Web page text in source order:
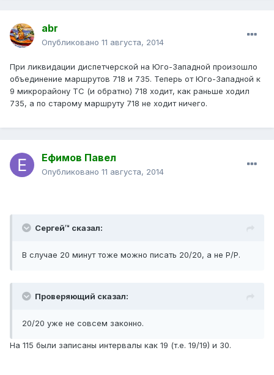
abr
Опубликовано 11 августа, 2014
При ликвидации диспетчерской на Юго-Западной произошло
объединение маршрутов 718 и 735. Теперь от Юго-Западной к
9 микрорайону ТС (и обратно) 718 ходит, как раньше ходил
735, а по старому маршруту 718 не ходит ничего.
Ефимов Павел
Опубликовано 11 августа, 2014
Сергей™ сказал:
В случае 20 минут тоже можно писать 20/20, а не Р/Р.
Проверяющий сказал:
20/20 уже не совсем законно.
На 115 были записаны интервалы как 19 (т.е. 19/19) и 30.